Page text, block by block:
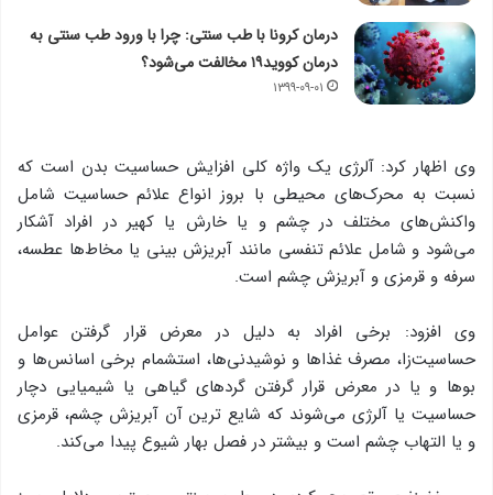
درمان کرونا با طب سنتی: چرا با ورود طب سنتی به
درمان کووید۱۹ مخالفت می‌شود؟
۱۳۹۹-۰۹-۰۱
وی اظهار کرد: آلرژی یک واژه‌ کلی افزایش حساسیت بدن است که
نسبت به محرک‌های محیطی با بروز انواع علائم حساسیت‌ شامل
واکنش‌های مختلف در چشم و یا خارش یا کهیر در افراد آشکار
می‌شود و شامل علائم تنفسی مانند آبریزش بینی یا مخاط‌ها عطسه،
سرفه و قرمزی و آبریزش چشم است.
وی افزود: برخی افراد به دلیل در معرض قرار گرفتن عوامل
حساسیت‌زا، مصرف غذاها و نوشیدنی‌ها، استشمام برخی اسانس‌ها و
بوها و یا در معرض قرار گرفتن گردهای گیاهی یا شیمیایی دچار
حساسیت یا آلرژی می‌شوند که شایع ترین آن آبریزش چشم، قرمزی
و یا التهاب چشم است و بیشتر در فصل بهار شیوع پیدا می‌کند.